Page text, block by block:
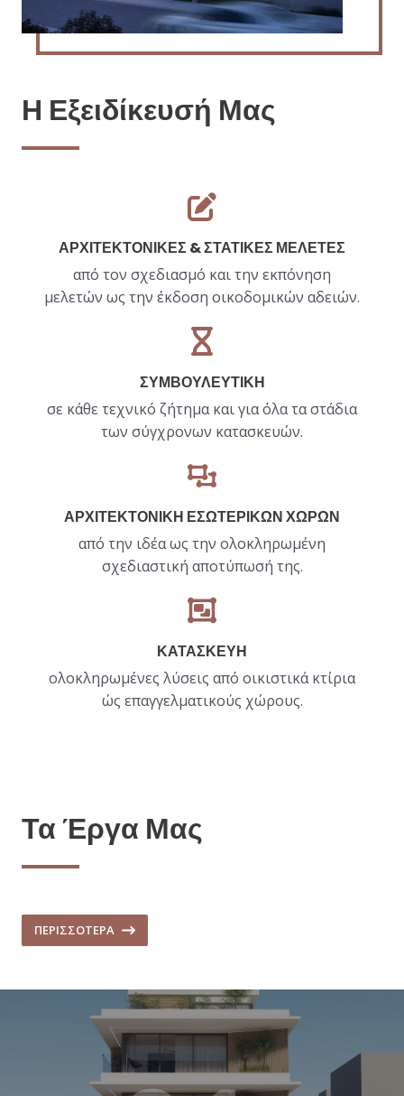
Η Εξειδίκευσή Μας
ΑΡΧΙΤΕΚΤΟΝΙΚΕΣ & ΣΤΑΤΙΚΕΣ ΜΕΛΕΤΕΣ​
από τον σχεδιασμό και την εκπόνηση
μελετών ως την έκδοση οικοδομικών αδειών.
ΣΥΜΒΟΥΛΕΥΤΙΚΗ
σε κάθε τεχνικό ζήτημα και για όλα τα στάδια
των σύγχρονων κατασκευών.
ΑΡΧΙΤΕΚΤΟΝΙΚΗ ΕΣΩΤΕΡΙΚΩΝ ΧΩΡΩΝ
από την ιδέα ως την ολοκληρωμένη
σχεδιαστική αποτύπωσή της.
ΚΑΤΑΣΚΕΥΗ​
ολοκληρωμένες λύσεις από οικιστικά κτίρια
ώς επαγγελματικούς χώρους.
Τα Έργα Μας
ΠΕΡΙΣΣΟΤΕΡΑ